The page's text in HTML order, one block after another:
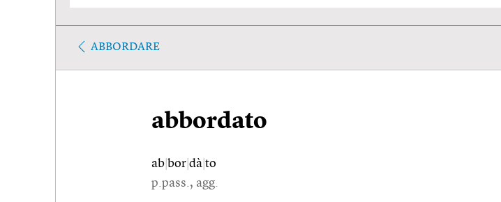
ABBORDARE
abbordato
ab bor dà to
p.pass., agg.